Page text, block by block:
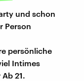
und schon
Person
persönliche
Intimes
21.